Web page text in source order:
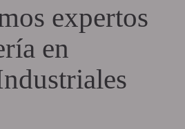
expertos
en